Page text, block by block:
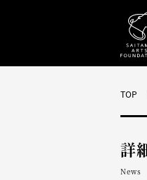
TOP
詳
News